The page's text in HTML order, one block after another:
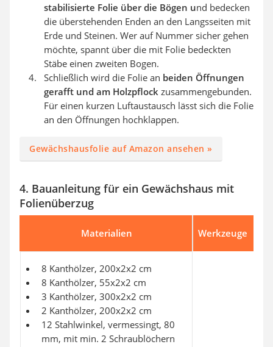
stabilisierte Folie über die Bögen und bedecken
die überstehenden Enden an den Langsseiten mit
Erde und Steinen. Wer auf Nummer sicher gehen
möchte, spannt über die mit Folie bedeckten
Stäbe einen zweiten Bogen.
Schließlich wird die Folie an beiden Öffnungen
gerafft und am Holzpflock zusammengebunden.
Für einen kurzen Luftaustausch lässt sich die Folie
an den Öffnungen hochklappen.
Gewächshausfolie auf Amazon ansehen »
4. Bauanleitung für ein Gewächshaus mit
Folienüberzug
Materialien Werkzeuge
8 Kanthölzer, 200x2x2 cm
8 Kanthölzer, 55x2x2 cm
3 Kanthölzer, 300x2x2 cm
2 Kanthölzer, 200x2x2 cm
12 Stahlwinkel, vermessingt, 80
mm, mit min. 2 Schraublöchern